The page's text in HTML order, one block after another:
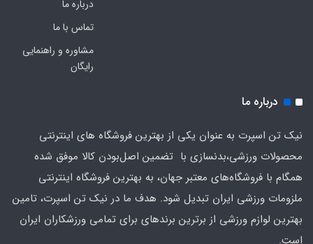
درباره ما
تماس با ما
مشاوره و راهنمایی
رایگان
درباره ما
نیک تن اسپرت به عنوان یکی از بهترین فروشگاه های اینترنتی
محصولات ورزشی،بدنسازی با تضمین اصل‌بودن کالا موفق شده
همگام با فروشگاه‌های معتبر جهان، به بهترین فروشگاه اینترنتی
ملزومات ورزشی ایران تبدیل شود. هدف ما در نیک تن اسپرت، تامین
بهترین لوازم ورزشی از برترین برندهای برای تمامی ورزشکاران ایران
است.